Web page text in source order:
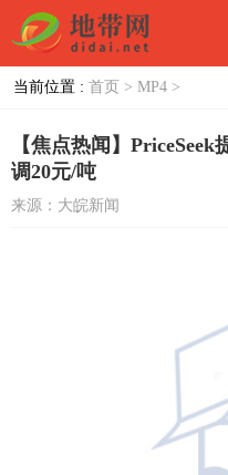
当前位置 : 首页 > MP4 >
【焦点热闻】
调20元/吨
来源：大皖新闻